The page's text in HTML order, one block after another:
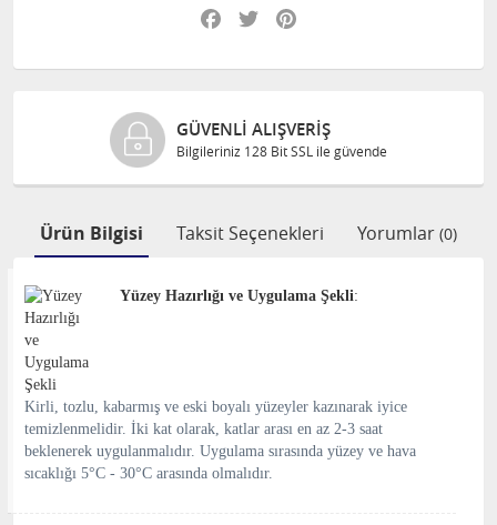
Facebook
Twitter
GÜVENLI ALIŞVERIŞ
Bilgileriniz 128 Bit SSL ile güvende
Ürün Bilgisi Taksit Seçenekleri Yorumlar (0)
Yüzey Hazırlığı ve Uygulama Şekli:
Kirli, tozlu, kabarmış ve eski boyalı yüzeyler kazınarak iyice
temizlenmelidir. İki kat olarak, katlar arası en az 2-3 saat
beklenerek uygulanmalıdır. Uygulama sırasında yüzey ve hava
sıcaklığı 5°C - 30°C arasında olmalıdır.